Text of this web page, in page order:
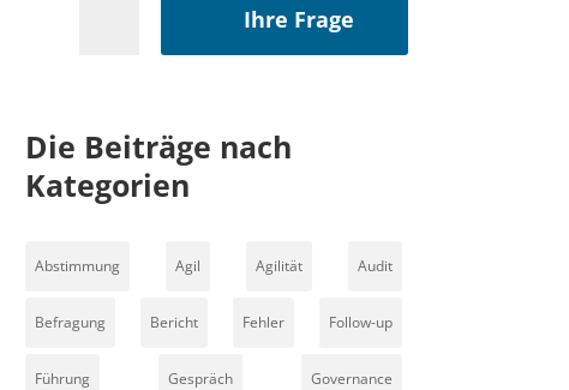
Ihre Frage
Die Beiträge nach
Kategorien
Abstimmung Agil Agilität Audit
Befragung Bericht Fehler Follow-up
Führung Gespräch Governance